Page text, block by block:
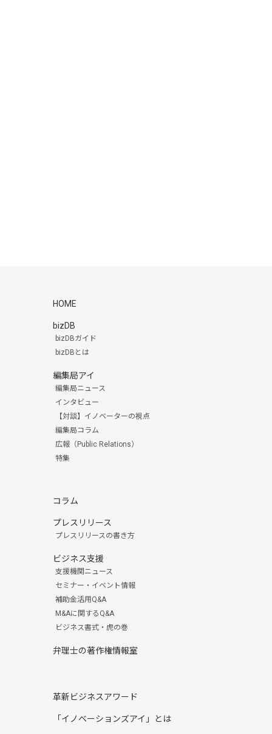
HOME
bizDB
bizDBガイド
bizDBとは
編集局アイ
編集局ニュース
インタビュー
【対談】イノベーターの視点
編集局コラム
広報（Public Relations）
特集
コラム
プレスリリース
プレスリリースの書き方
ビジネス支援
支援機関ニュース
セミナー・イベント情報
補助金活用Q&A
M&Aに関するQ&A
ビジネス書式・虎の巻
弁理士の著作権情報室
革新ビジネスアワード
「イノベーションズアイ」とは